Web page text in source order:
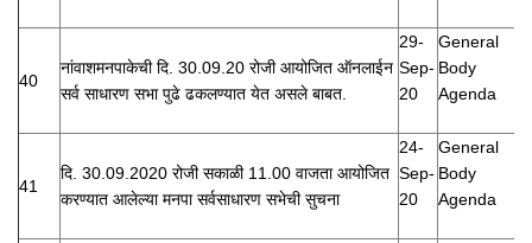
40
नांवाशमनपाकेची दि. 30.09.20 रोजी आयोजित ऑनलाईन
सर्व साधारण सभा पुढे ढकलण्यात येत असले बाबत.
29-
Sep-
20
General
Body
Agenda
41
दि. 30.09.2020 रोजी सकाळी 11.00 वाजता आयोजित
करण्यात आलेल्या मनपा सर्वसाधारण सभेची सुचना
24-
Sep-
20
General
Body
Agenda